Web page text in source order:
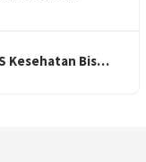
Kesehatan Bis…